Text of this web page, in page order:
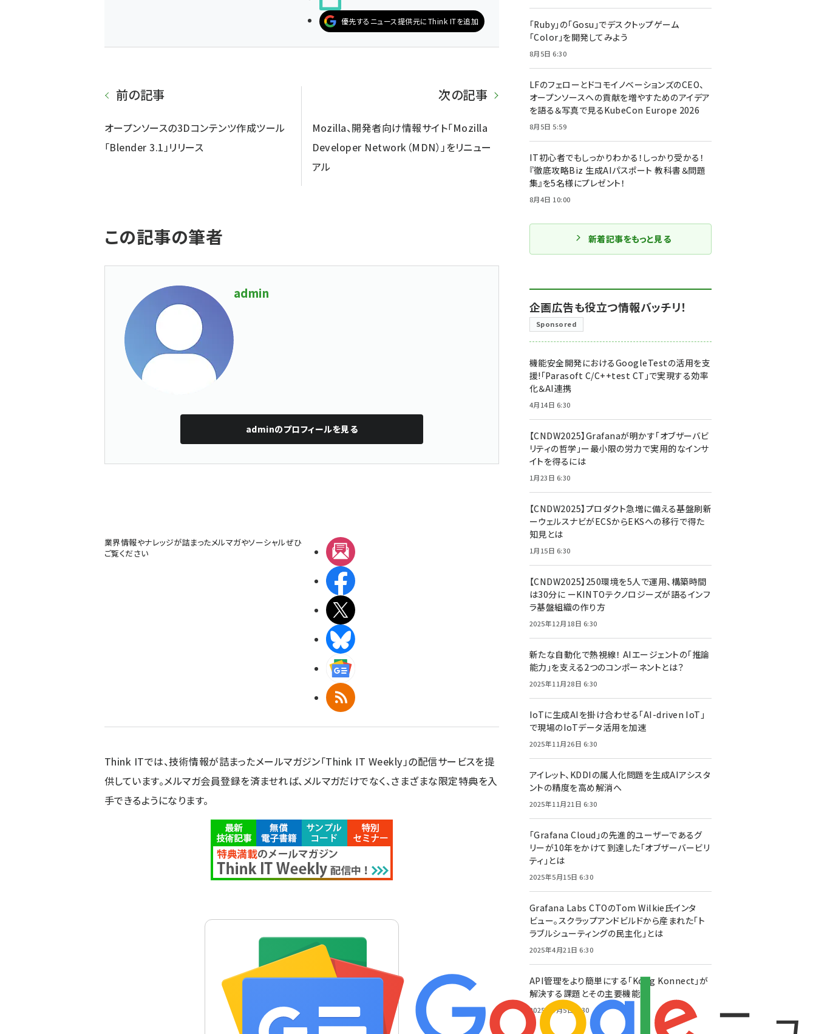
優先するニュース提供元にThink ITを追加
前の記事
オープンソースの3Dコンテンツ作成ツール
「Blender 3.1」リリース
次の記事
Mozilla、開発者向け情報サイト「Mozilla
Developer Network（MDN）」をリニュー
アル
この記事の筆者
admin
adminのプロフィールを見る
業界情報やナレッジが詰まったメルマガやソーシャルぜひ
ご覧ください
RSS
Think ITでは、技術情報が詰まったメールマガジン「Think IT Weekly」の配信サービスを提
供しています。メルマガ会員登録を済ませれば、メルマガだけでなく、さまざまな限定特典を入
手できるようになります。
「Ruby」の「Gosu」でデスクトップゲーム
「Color」を開発してみよう
8月5日 6:30
LFのフェローとドコモイノベーションズのCEO、
オープンソースへの貢献を増やすためのアイデア
を語る＆写真で見るKubeCon Europe 2026
8月5日 5:59
IT初心者でもしっかりわかる！しっかり受かる！
『徹底攻略Biz 生成AIパスポート 教科書＆問題
集』を5名様にプレゼント！
8月4日 10:00
新着記事をもっと見る
企画広告も役立つ情報バッチリ！
Sponsored
機能安全開発におけるGoogleTestの活用を支
援!「Parasoft C/C++test CT」で実現する効率
化＆AI連携
4月14日 6:30
【CNDW2025】Grafanaが明かす「オブザーバビ
リティの哲学」ー最小限の労力で実用的なインサ
イトを得るには
1月23日 6:30
【CNDW2025】プロダクト急増に備える基盤刷新
ーウェルスナビがECSからEKSへの移行で得た
知見とは
1月15日 6:30
【CNDW2025】250環境を5人で運用、構築時間
は30分に ーKINTOテクノロジーズが語るインフ
ラ基盤組織の作り方
2025年12月18日 6:30
新たな自動化で熱視線！ AIエージェントの「推論
能力」を支える2つのコンポーネントとは？
2025年11月28日 6:30
IoTに生成AIを掛け合わせる「AI-driven IoT」
で現場のIoTデータ活用を加速
2025年11月26日 6:30
アイレット、KDDIの属人化問題を生成AIアシスタ
ントの精度を高め解消へ
2025年11月21日 6:30
「Grafana Cloud」の先進的ユーザーであるグ
リーが10年をかけて到達した「オブザーバービリ
ティ」とは
2025年5月15日 6:30
Grafana Labs CTOのTom Wilkie氏インタ
ビュー。スクラップアンドビルドから産まれた「ト
ラブルシューティングの民主化」とは
2025年4月21日 6:30
API管理をより簡単にする「Kong Konnect」が
解決する課題とその主要機能
2025年3月5日 5:30